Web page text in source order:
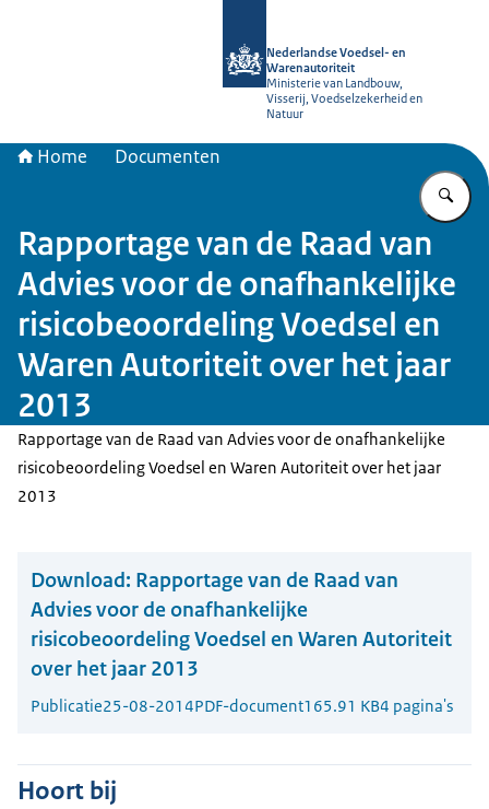
Nederlandse Voedsel- en
Warenautoriteit
Ministerie van Landbouw,
Visserij, Voedselzekerheid en
Natuur
Home Documenten
Rapportage van de Raad van
Advies voor de onafhankelijke
risicobeoordeling Voedsel en
Waren Autoriteit over het jaar
2013
Rapportage van de Raad van Advies voor de onafhankelijke
risicobeoordeling Voedsel en Waren Autoriteit over het jaar
2013
Download: Rapportage van de Raad van
Advies voor de onafhankelijke
risicobeoordeling Voedsel en Waren Autoriteit
over het jaar 2013
Publicatie25-08-2014PDF-document165.91 KB4 pagina's
Hoort bij